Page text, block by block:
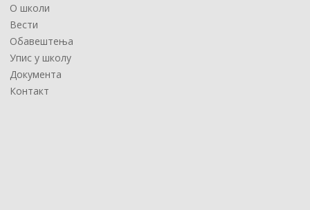
О школи
Вести
Обавештења
Упис у школу
Документа
Контакт